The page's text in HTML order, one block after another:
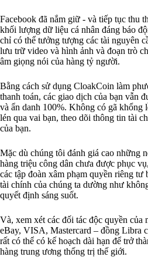
Facebook đã nắm giữ - và tiếp tục thu
khối lượng dữ liệu cá nhân đáng báo
chỉ có thể tưởng tượng các tài nguyên
lưu trữ video và hình ảnh và đoạn trò
âm giọng nói của hàng tỷ người.
Bằng cách sử dụng CloakCoin làm
thanh toán, các giao dịch của bạn vẫn
và ẩn danh 100%. Không có gã khổng
lén qua vai bạn, theo dõi thông tin tài
của bạn.
Mặc dù chúng tôi đánh giá cao những
hàng triệu công dân chưa được phục
các tập đoàn xâm phạm quyền riêng tư
tài chính của chúng ta dường như
quyết định sáng suốt.
Và, xem xét các đối tác độc quyền của
eBay, VISA, Mastercard – đồng Libra
rất có thể có kế hoạch dài hạn để trở
hàng trung ương thống trị thế giới.